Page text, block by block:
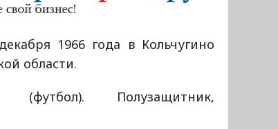
1966 года в Кольчугино
области.
(футбол). Полузащитник,